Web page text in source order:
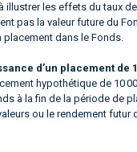
illustrer les effets du taux
pas la valeur future du
placement dans le Fonds.
d’un placement de
hypothétique de 10
à la fin de la période de
ou le rendement futur